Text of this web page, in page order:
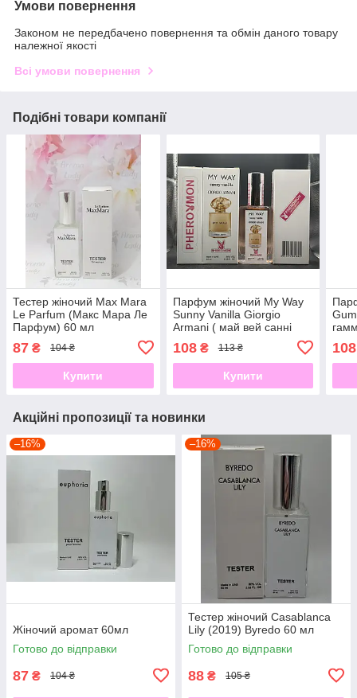
Умови повернення
Законом не передбачено повернення та обмін даного товару
належної якості
Всі умови повернення
Подібні товари компанії
Тестер жіночий Max Mara
Le Parfum (Макс Мара Ле
Парфум) 60 мл
87 ₴ 104 ₴
Купити
Парфум жіночий My Way
Sunny Vanilla Giorgio
Armani ( май вей санні
ваніла) з феромоном 60
мл
108₴ 113 ₴
Купити
108
Акційні пропозиції та новинки
–16%
Жіночий аромат 60мл
Готово до відправки
87 ₴ 104 ₴
–16%
Тестер жіночий Casablanca
Lily (2019) Byredo 60 мл
Готово до відправки
88 ₴ 105 ₴